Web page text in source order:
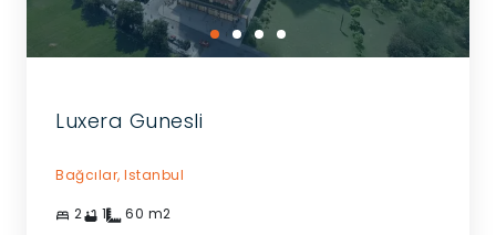
Luxera Gunesli
Bağcılar, Istanbul
2 1 60 m2